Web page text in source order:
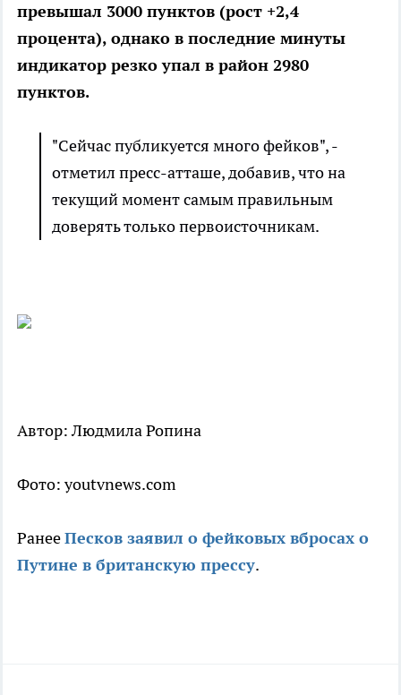
превышал 3000 пунктов (рост +2,4
процента), однако в последние минуты
индикатор резко упал в район 2980
пунктов.
"Сейчас публикуется много фейков", -
отметил пресс-атташе, добавив, что на
текущий момент самым правильным
доверять только первоисточникам.
Автор: Людмила Ропина
Фото: youtvnews.com
РанееПесков заявил о фейковых вбросах о
Путине в британскую прессу.